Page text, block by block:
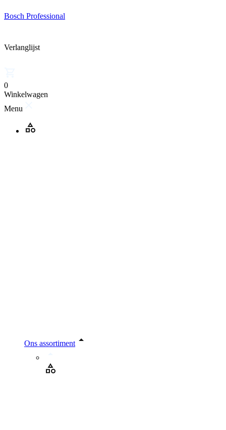
Bosch Professional
Verlanglijst
0
Winkelwagen
Menu
Ons assortiment